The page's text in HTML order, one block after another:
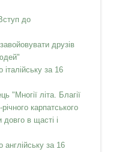
до
друзів
італійську за 16
"Многії літа. Благії
карпатського
в щасті і
англійську за 16